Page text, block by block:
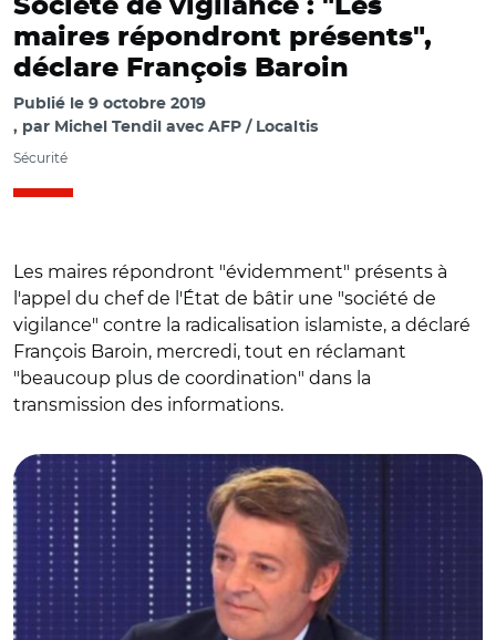
Société de vigilance : "Les
maires répondront présents",
déclare François Baroin
Publié le 9 octobre 2019
par Michel Tendil avec AFP / Localtis
Sécurité
Les maires répondront "évidemment" présents à
l'appel du chef de l'État de bâtir une "société de
vigilance" contre la radicalisation islamiste, a déclaré
François Baroin, mercredi, tout en réclamant
"beaucoup plus de coordination" dans la
transmission des informations.